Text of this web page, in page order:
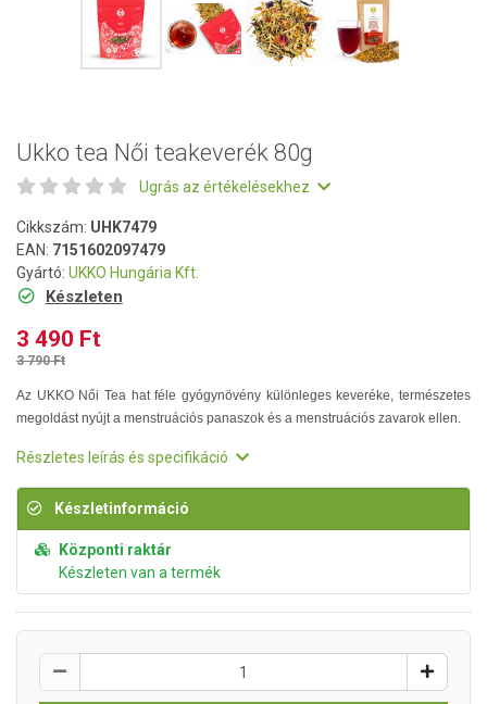
Ukko tea Női teakeverék 80g
Ugrás az értékelésekhez
Cikkszám: UHK7479
EAN: 7151602097479
Gyártó: UKKO Hungária Kft.
Készleten
3 490 Ft
3 790 Ft
Az UKKO Női Tea hat féle gyógynövény különleges keveréke,természetes
megoldást nyújt a menstruációs panaszok és a menstruációs zavarok ellen.
Részletes leírás és specifikáció
Készletinformáció
Központi raktár
Készleten van a termék